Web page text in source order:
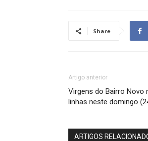
Share
Artigo anterior
Virgens do Bairro Novo
linhas neste domingo
ARTIGOS